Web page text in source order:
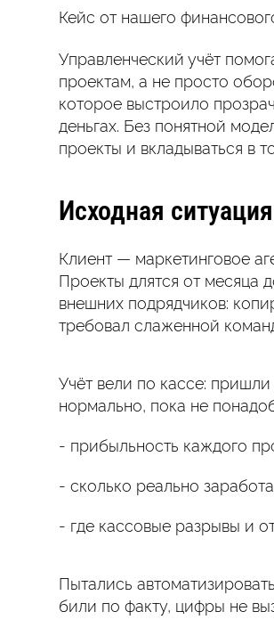
Кейс от нашего
Управленческий учёт
проектам, а не просто
которое выстроило
деньгах. Без понятной
проекты и вкладываться в
Исходная ситуация
Клиент — маркетинговое
Проекты длятся от месяца
внешних подрядчиков:
требовал слаженной
Учёт вели по кассе:
нормально, пока не
- прибыльность каждого
- сколько реально
- где кассовые разрывы и
Пытались
били по факту, цифры не